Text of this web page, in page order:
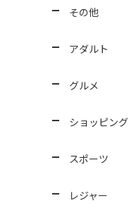
その他
アダルト
グルメ
ショッピング
スポーツ
レジャー